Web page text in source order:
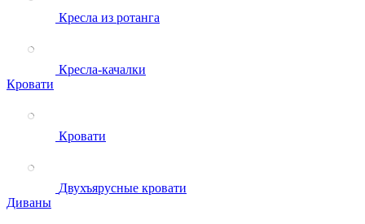
Кресла из ротанга
Кресла-качалки
Кровати
Кровати
Двухъярусные кровати
Диваны